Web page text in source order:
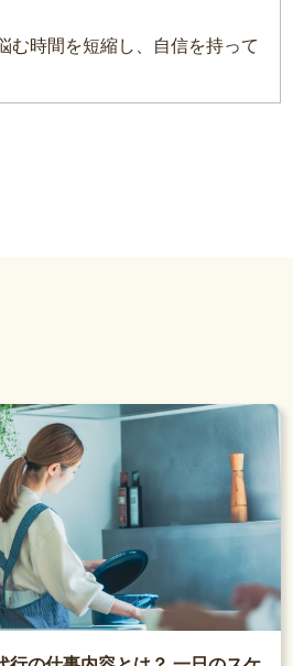
む時間を短縮し、自信を持って